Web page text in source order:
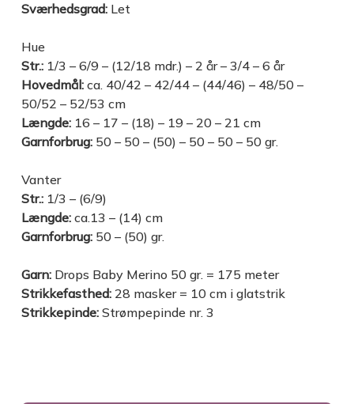
Sværhedsgrad:Let
Hue
Str.:1/3 – 6/9 – (12/18 mdr.) – 2 år – 3/4 – 6 år
Hovedmål:ca. 40/42 – 42/44 – (44/46) – 48/50 –
50/52 – 52/53 cm
Længde:16 – 17 – (18) – 19 – 20 – 21 cm
Garnforbrug:50 – 50 – (50) – 50 – 50 – 50 gr.
Vanter
Str.:1/3 – (6/9)
Længde:ca.13 – (14) cm
Garnforbrug:50 – (50) gr.
Garn:Drops Baby Merino 50 gr. = 175 meter
Strikkefasthed:28 masker = 10 cm i glatstrik
Strikkepinde:Strømpepinde nr. 3